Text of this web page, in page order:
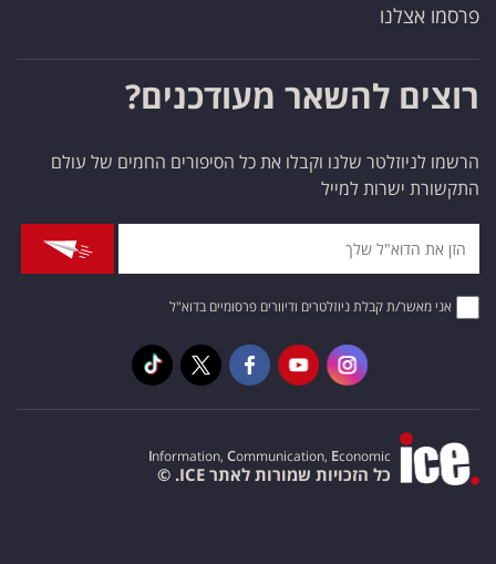
פרסמו אצלנו
רוצים להשאר מעודכנים?
הרשמו לניוזלטר שלנו וקבלו את כל הסיפורים החמים של עולם
התקשורת ישרות למייל
אני מאשר/ת קבלת ניוזלטרים ודיוורים פרסומיים בדוא"ל
Information, Communication, Economic
כל הזכויות שמורות לאתר ICE. ©